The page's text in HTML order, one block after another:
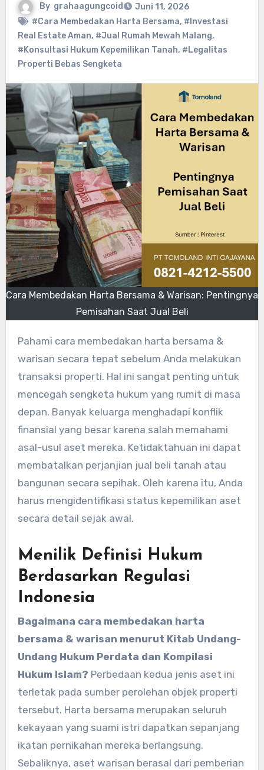
By grahaagungcoid
Juni 11, 2026
#Cara Membedakan Harta Bersama, #Investasi
Real Estate Aman, #Jual Rumah Mewah Malang,
#Konsultasi Hukum Kepemilikan Tanah, #Legalitas
Properti Bebas Sengketa
Cara Membedakan Harta Bersama & Warisan: Pentingnya
Pemisahan Saat Jual Beli
Pahami cara membedakan harta bersama &
warisan secara tepat sebelum Anda melakukan
transaksi properti. Hal ini sangat penting untuk
mencegah sengketa hukum yang rumit di masa
depan. Banyak keluarga menghadapi konflik
finansial yang besar karena salah memahami
asal-usul aset mereka. Ketidaktahuan ini dapat
membatalkan perjanjian jual beli tanah atau
bangunan secara sepihak. Oleh karena itu, Anda
harus mengidentifikasi status kepemilikan aset
secara detail sejak awal.
Menilik Definisi Hukum
Berdasarkan Regulasi
Indonesia
Bagaimana cara membedakan harta
bersama & warisan menurut Kitab Undang-
Undang Hukum Perdata dan Kompilasi
Hukum Islam? Perbedaan kedua jenis aset ini
terletak pada sumber perolehan objek properti
tersebut. Harta bersama merupakan seluruh
kekayaan yang suami istri dapatkan sepanjang
ikatan pernikahan mereka berlangsung.
Sebaliknya, aset warisan berasal dari pemberian